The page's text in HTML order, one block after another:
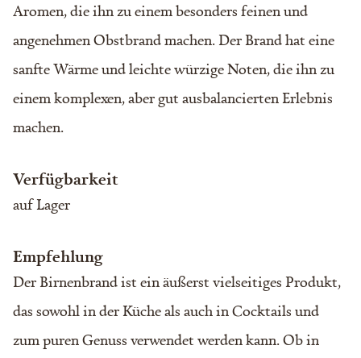
Aromen, die ihn zu einem besonders feinen und
angenehmen Obstbrand machen. Der Brand hat eine
sanfte Wärme und leichte würzige Noten, die ihn zu
einem komplexen, aber gut ausbalancierten Erlebnis
machen.
Verfügbarkeit
auf Lager
Empfehlung
Der Birnenbrand ist ein äußerst vielseitiges Produkt,
das sowohl in der Küche als auch in Cocktails und
zum puren Genuss verwendet werden kann. Ob in